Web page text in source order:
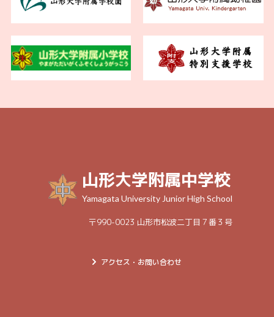
山形大学附属中学校
Yamagata University Junior High School
〒990-0023 山形市松波二丁目７番３号
アクセス・お問い合わせ